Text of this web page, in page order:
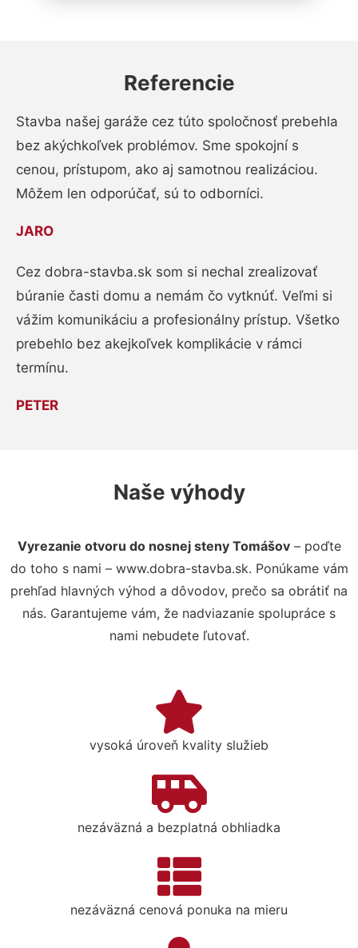
Referencie
Stavba našej garáže cez túto spoločnosť prebehla
bez akýchkoľvek problémov. Sme spokojní s
cenou, prístupom, ako aj samotnou realizáciou.
Môžem len odporúčať, sú to odborníci.
JARO
Cez dobra-stavba.sk som si nechal zrealizovať
búranie časti domu a nemám čo vytknúť. Veľmi si
vážim komunikáciu a profesionálny prístup. Všetko
prebehlo bez akejkoľvek komplikácie v rámci
termínu.
PETER
Naše výhody
Vyrezanie otvoru do nosnej steny Tomášov– poďte
do toho s nami – www.dobra-stavba.sk. Ponúkame vám
prehľad hlavných výhod a dôvodov, prečo sa obrátiť na
nás. Garantujeme vám, že nadviazanie spolupráce s
nami nebudete ľutovať.
vysoká úroveň kvality služieb
nezáväzná a bezplatná obhliadka
nezáväzná cenová ponuka na mieru